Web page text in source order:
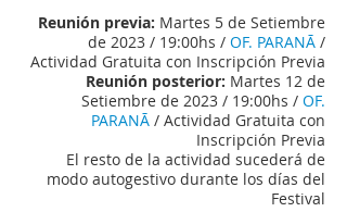
Reunión previa: Martes 5 de Setiembre
de 2023 / 19:00hs / OF. PARANĀ /
Actividad Gratuita con Inscripción Previa
Reunión posterior: Martes 12 de
Setiembre de 2023 / 19:00hs / OF.
PARANĀ / Actividad Gratuita con
Inscripción Previa
El resto de la actividad sucederá de
modo autogestivo durante los días del
Festival